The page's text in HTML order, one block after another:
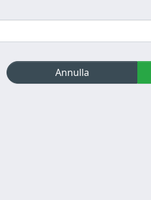
Annulla